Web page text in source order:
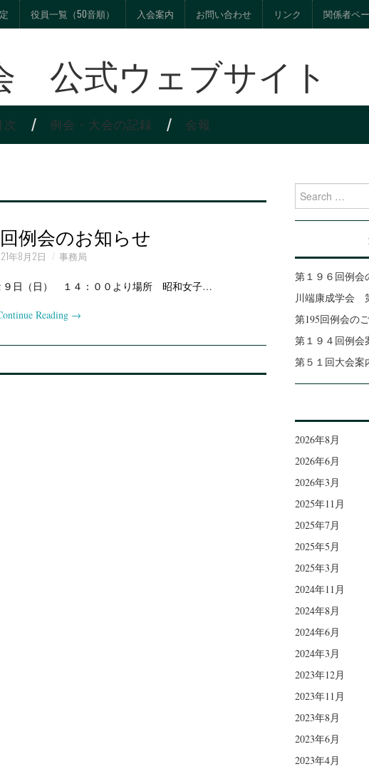
役員一覧（50音順） 入会案内 お問い合わせ リンク 関係者ペ
公式ウェブサイト
例会・大会の記録 会報
例会のお知らせ
年8月2日 事務局
９日（日） １４：００より場所 昭和女子…
Reading →
Search for:
第１９６回例会
川端康成学会
第195回例会の
第１９４回例会
第５１回大会案
2026年8月
2026年6月
2026年3月
2025年11月
2025年7月
2025年5月
2025年3月
2024年11月
2024年8月
2024年6月
2024年3月
2023年12月
2023年11月
2023年8月
2023年6月
2023年4月